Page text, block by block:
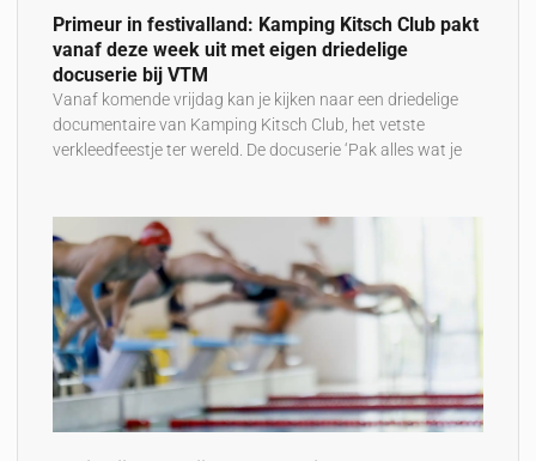
Primeur in festivalland: Kamping Kitsch Club pakt
vanaf deze week uit met eigen driedelige
docuserie bij VTM
Vanaf komende vrijdag kan je kijken naar een driedelige
documentaire van Kamping Kitsch Club, het vetste
verkleedfeestje ter wereld. De docuserie ‘Pak alles wat je